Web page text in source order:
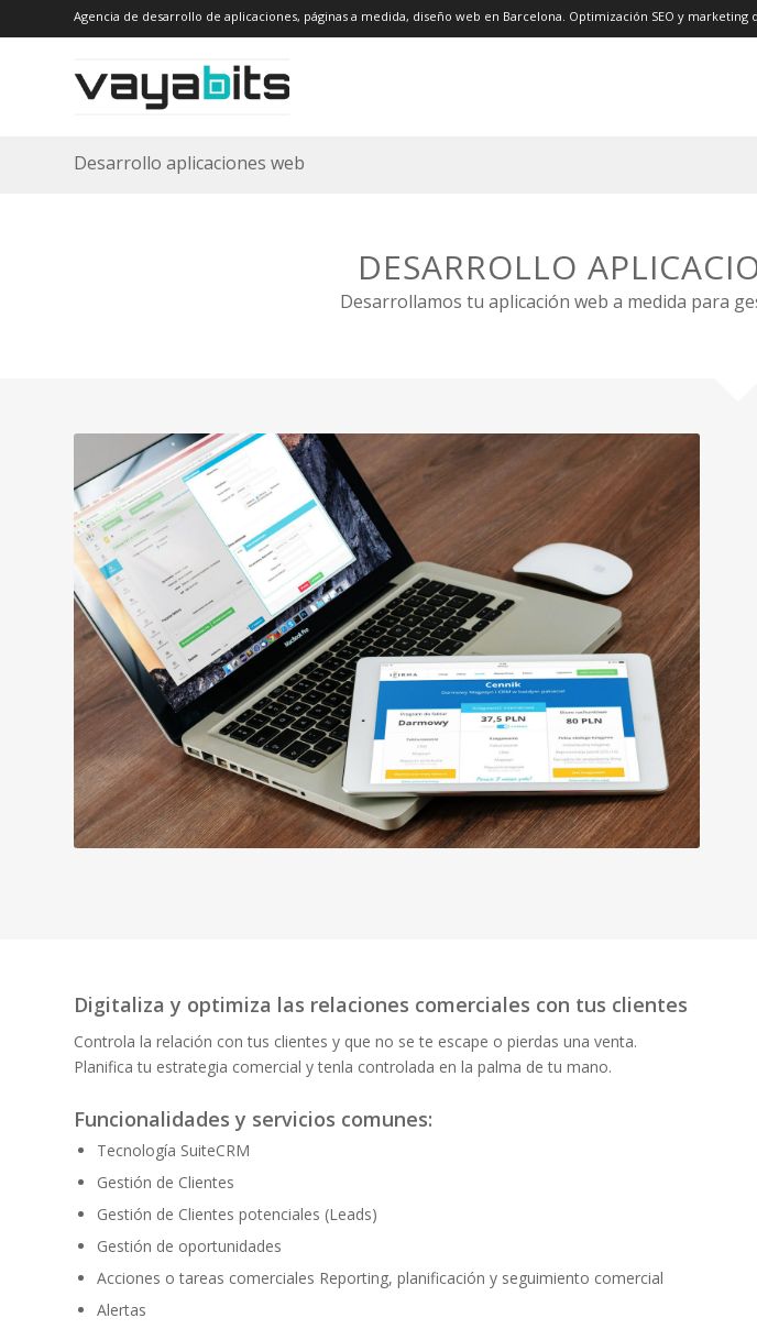
Agencia de desarrollo de aplicaciones, páginas a medida, diseño web en Barcelona. Optimización SEO y marketing
Desarrollo aplicaciones web
DESARROLLO
Desarrollamos tu aplicación web a medida para
Digitaliza y optimiza las relaciones comerciales con tus clientes
Controla la relación con tus clientes y que no se te escape o pierdas una venta.
Planifica tu estrategia comercial y tenla controlada en la palma de tu mano.
Funcionalidades y servicios comunes:
Tecnología SuiteCRM
Gestión de Clientes
Gestión de Clientes potenciales (Leads)
Gestión de oportunidades
Acciones o tareas comerciales Reporting, planificación y seguimiento comercial
Alertas